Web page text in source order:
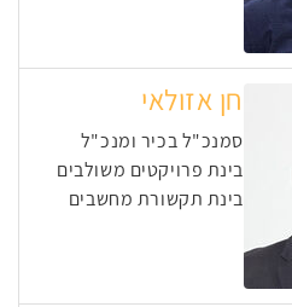
חן אזולאי
סמנכ"ל בכיר ומנכ"ל
בינת פרויקטים משולבים
בינת תקשורת מחשבים